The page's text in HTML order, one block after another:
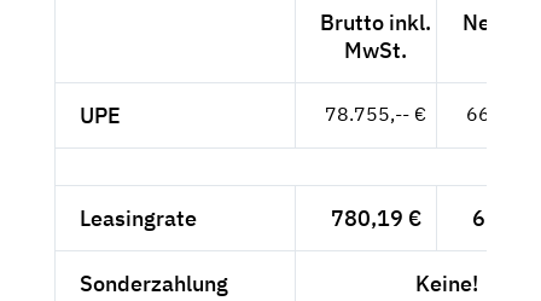
Brutto inkl.
MwSt.
Netto
UPE 78.755,-- €
Leasingrate 780,19 €
Sonderzahlung Keine!